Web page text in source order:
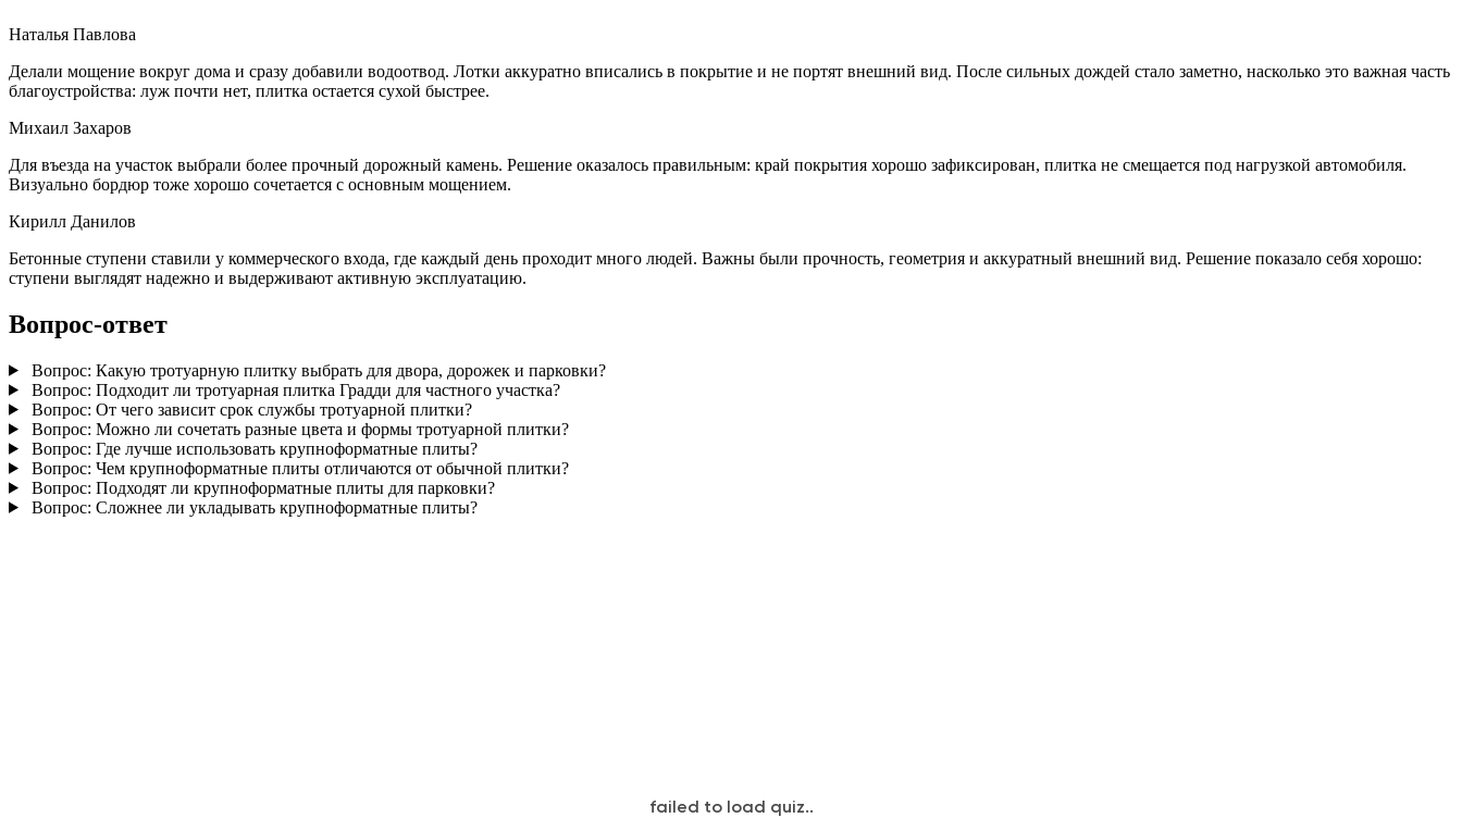
Наталья Павлова
Делали мощение вокруг дома и сразу добавили водоотвод. Лотки аккуратно вписались в покрытие и не портят внешний вид. После сильных дождей стало заметно, насколько это важная часть
благоустройства: луж почти нет, плитка остается сухой быстрее.
Михаил Захаров
Для въезда на участок выбрали более прочный дорожный камень. Решение оказалось правильным: край покрытия хорошо зафиксирован, плитка не смещается под нагрузкой автомобиля.
Визуально бордюр тоже хорошо сочетается с основным мощением.
Кирилл Данилов
Бетонные ступени ставили у коммерческого входа, где каждый день проходит много людей. Важны были прочность, геометрия и аккуратный внешний вид. Решение показало себя хорошо:
ступени выглядят надежно и выдерживают активную эксплуатацию.
Вопрос-ответ
Вопрос: Какую тротуарную плитку выбрать для двора, дорожек и парковки?
Вопрос: Подходит ли тротуарная плитка Градди для частного участка?
Вопрос: От чего зависит срок службы тротуарной плитки?
Вопрос: Можно ли сочетать разные цвета и формы тротуарной плитки?
Вопрос: Где лучше использовать крупноформатные плиты?
Вопрос: Чем крупноформатные плиты отличаются от обычной плитки?
Вопрос: Подходят ли крупноформатные плиты для парковки?
Вопрос: Сложнее ли укладывать крупноформатные плиты?